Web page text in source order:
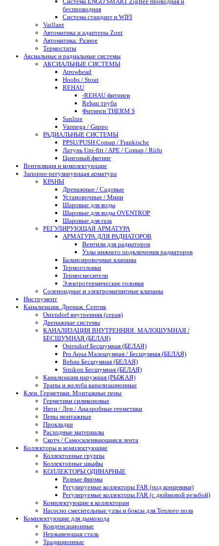
беспроводная
Система стандарт и WIFI
Vaillant
Автоматика и адаптеры Zont
Автоматика: Разное
Термостаты
Аксиальные и радиальные системы
АКСИАЛЬНЫЕ СИСТЕМЫ
Arrowhead
Hoobs / Stout
REHAU
-REHAU фитинги
Rehau труба
Фитинги THERM S
Sanline
Varmega / Gappo
РАДИАЛЬНЫЕ СИСТЕМЫ
PPSU/PUSH Comap / Frankische
Латунь Uni-fitt / APE / Comap / Riifo
Цанговый фитинг
Вентиляция и комплектующие
Запорно-регулирующая арматура
КРАНЫ
Дренажные / Садовые
Установочные / Мини
Шаровые для воды
Шаровые для воды OVENTROP
Шаровые для газа
РЕГУЛИРУЮЩАЯ АРМАТУРА
АРМАТУРА ДЛЯ РАДИАТОРОВ
Вентили для радиаторов
Узлы нижнего подключения радиаторов
Балансировочные клапаны
Термоголовки
Термосмесители
Электротермические головки
Соленоидные и электромагнитные клапаны
Инструмент
Канализация. Дренаж. Септик
Ostendorf внутренняя (серая)
Дренажные системы
КАНАЛИЗАЦИЯ ВНУТРЕННЯЯ: МАЛОШУМНАЯ /
БЕСШУМНАЯ (БЕЛАЯ)
Ostendorf Бесшумная (БЕЛАЯ)
Pro Aqua Малошумная / Бесшумная (БЕЛАЯ)
Rehau Бесшумная (БЕЛАЯ)
Sinikon Бесшумная (БЕЛАЯ)
Канализация наружная (РЫЖАЯ)
Трапы и желоба канализационные
Клеи. Герметики. Монтажные пены
Герметики силиконовые
Нити / Лен / Анаэробные герметики
Пены монтажные
Прокладки
Расходные материалы
Скотч / Самосклеивающаяся лента
Коллекторы и комплектующие
Коллекторные группы
Коллекторные шкафы
КОЛЛЕКТОРЫ ОДИНАРНЫЕ
Разные фирмы
Регулируемые коллекторы FAR (под концевики)
Регулируемые коллекторы FAR (с дюймовой резьбой)
Комплектующие к коллекторам
Насосно смесительные узлы и боксы для Теплого пола
Комплектующие для дымохода
Конденсационные
Нержавеющая сталь
Традиционные